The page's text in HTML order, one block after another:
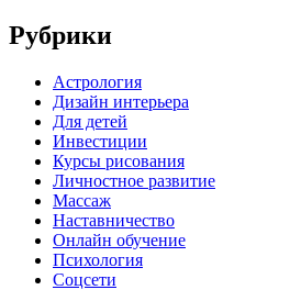
Рубрики
Астрология
Дизайн интерьера
Для детей
Инвестиции
Курсы рисования
Личностное развитие
Массаж
Наставничество
Онлайн обучение
Психология
Соцсети